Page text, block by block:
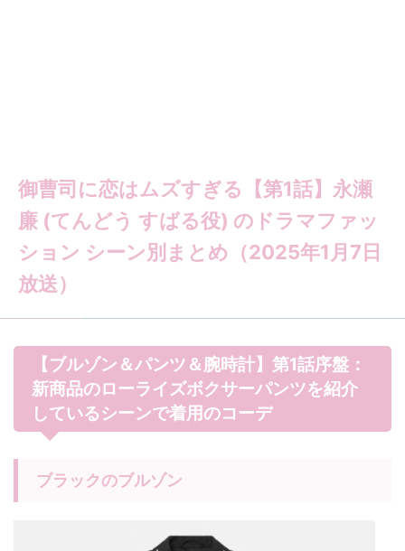
御曹司に恋はムズすぎる【第1話】永瀬
廉 (てんどう すばる役) のドラマファッ
ション シーン別まとめ（2025年1月7日
放送）
【ブルゾン＆パンツ＆腕時計】第1話序盤：
新商品のローライズボクサーパンツを紹介
しているシーンで着用のコーデ
ブラックのブルゾン